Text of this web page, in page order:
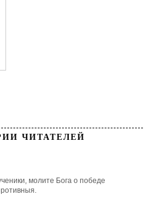
ЧИТАТЕЛЕЙ
молите Бога о победе